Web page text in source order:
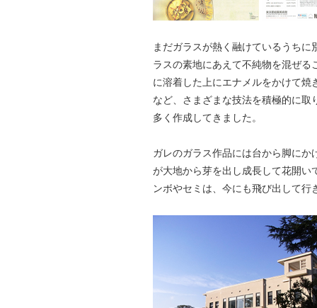
まだガラスが熱く融けているうち
ラスの素地にあえて不純物を混ぜる
に溶着した上にエナメルをかけて
など、さまざまな技法を積極的に
多く作成してきました。
ガレのガラス作品には台から脚に
が大地から芽を出し成長して花開い
ンボやセミは、今にも飛び出して行